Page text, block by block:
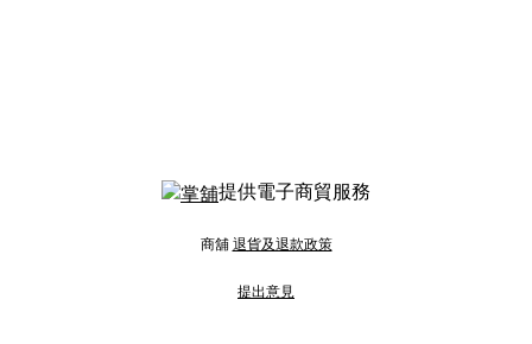
提供電子商貿服務
商舖 退貨及退款政策
提出意見